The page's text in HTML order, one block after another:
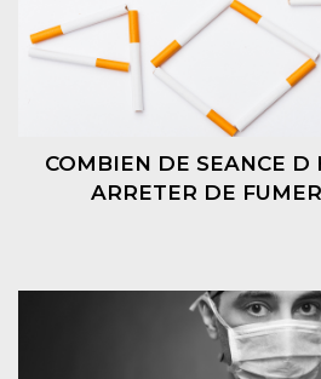
COMBIEN DE SEANCE D
ARRETER DE